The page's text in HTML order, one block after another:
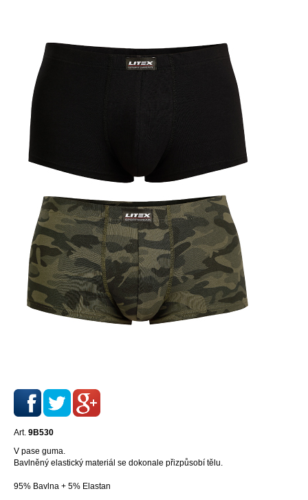
Art. 9B530
V pase guma.
Bavlněný elastický materiál se dokonale přizpůsobí tělu.
95% Bavlna + 5% Elastan